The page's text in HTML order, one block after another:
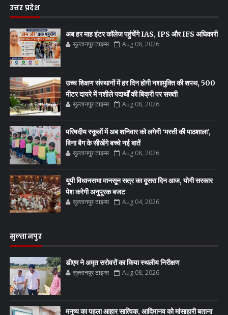
उत्तर प्रदेश
अब हर माह इंटर कॉलेज पहुंचेंगे IAS, IPS और IFS अधिकारी
सुल्तानपुर टाइम्स Aug 08, 2026
उच्च शिक्षण संस्थानों में हर दिन होगी नशामुक्ति की शपथ, 500
मीटर दायरे में नशीले पदार्थों की बिक्री पर सख्ती
सुल्तानपुर टाइम्स Aug 08, 2026
परिषदीय स्कूलों में अब शनिवार को लगेगी ‘मस्ती की पाठशाला’,
बिना बैग के सीखेंगे बच्चे नई बातें
सुल्तानपुर टाइम्स Aug 08, 2026
यूपी विधानसभा मानसून सत्र का दूसरा दिन आज, योगी सरकार
पेश करेगी अनुपूरक बजट
सुल्तानपुर टाइम्स Aug 04, 2026
सुल्तानपुर
डीएम ने अमृत सरोवरों का किया स्थलीय निरीक्षण
सुल्तानपुर टाइम्स Aug 08, 2026
मनुष्य का पहला आहार सात्विक, आदिमानव को मांसाहारी बताना